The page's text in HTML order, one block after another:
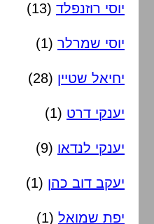
יוסי רוזנפלד (13)
יוסי שמרלר (1)
יחיאל שטיין (28)
יענקי דרט (1)
יענקי לנדאו (9)
יעקב דוב כהן (1)
יפת שמואל (1)